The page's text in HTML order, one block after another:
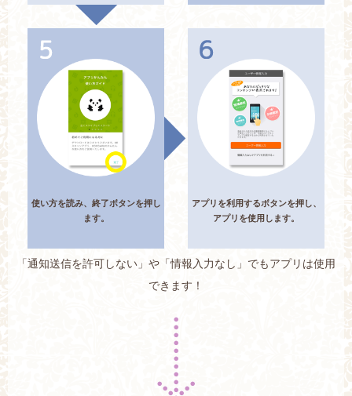
使い方を読み、終了ボタンを押し
ます。
アプリを利用するボタンを押し、
アプリを使用します。
「通知送信を許可しない」や「情報入力なし」でもアプリは使用
できます！